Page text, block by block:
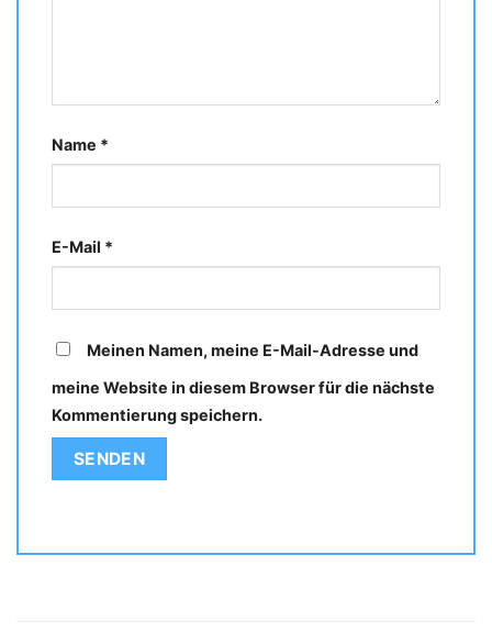
Name *
E-Mail *
Meinen Namen, meine E-Mail-Adresse und
meine Website in diesem Browser für die nächste
Kommentierung speichern.